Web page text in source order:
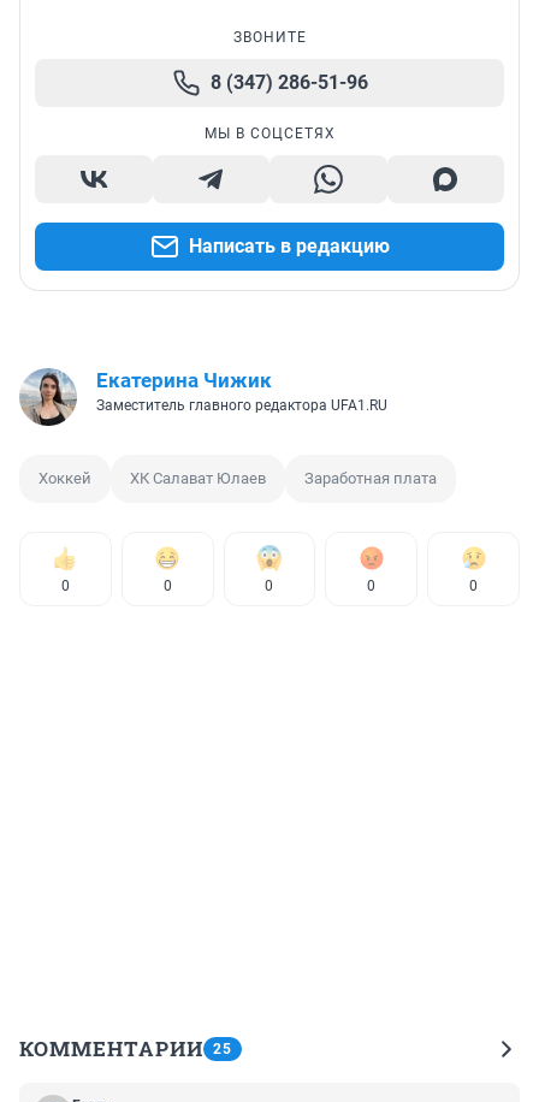
ЗВОНИТЕ
8 (347) 286-51-96
МЫ В СОЦСЕТЯХ
Написать в редакцию
Екатерина Чижик
Заместитель главного редактора UFA1.RU
Хоккей ХК Салават Юлаев Заработная плата
0 0 0 0 0
КОММЕНТАРИИ 25